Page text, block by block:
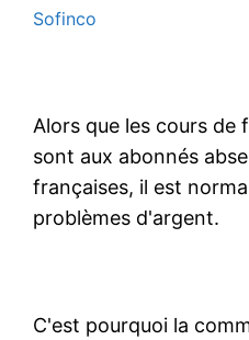
Sofinco
Alors que les cours de
sont aux abonnés
françaises, il est
problèmes d'argent.
C'est pourquoi la